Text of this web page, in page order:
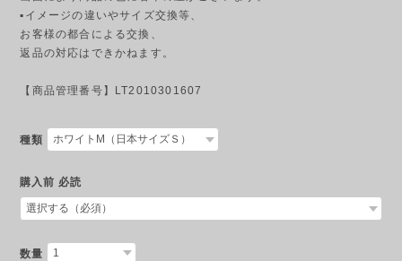
▪︎イメージの違いやサイズ交換等、
お客様の都合による交換、
返品の対応はできかねます。
【商品管理番号】LT2010301607
種類
購入前 必読
数量